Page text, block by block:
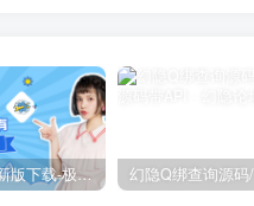
隐Box最新版下载-极致模式